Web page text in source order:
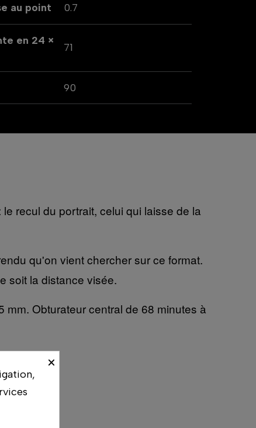
au point 0.7
en 24 ×
71
90
recul du portrait, celui qui laisse de la
qu'on vient chercher sur ce format.
soit la distance visée.
Obturateur central de 68 minutes à
×